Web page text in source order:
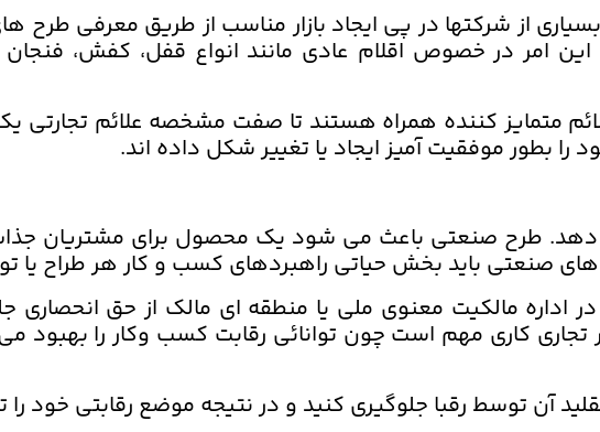
بسیاری از شرکتها در پی ایجاد بازار مناسب از طریق معرفی
این امر در خصوص اقلام عادی مانند انواع قفل، کفش،
متمایز کننده همراه هستند تا صفت مشخصه علائم تجارتی
بطور موفقیت آمیز ایجاد یا تغییر شکل داده اند.
طرح صنعتی باعث می شود یک محصول برای مشتریان
صنعتی باید بخش حیاتی راهبردهای کسب و کار هر طراح یا
مالکیت معنوی ملی یا منطقه ای مالک از حق انحصاری
کاری مهم است چون توانائی رقابت کسب وکار را بهبود
آن توسط رقبا جلوگیری کنید و در نتیجه موضع رقابتی خود را